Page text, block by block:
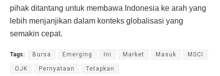
pihak ditantang untuk membawa Indonesia ke arah yang
lebih menjanjikan dalam konteks globalisasi yang
semakin cepat.
Tags: Bursa Emerging Ini Market Masuk MSCI
OJK Pernyataan Tetapkan